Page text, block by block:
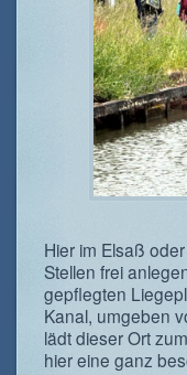
Hier im Elsaß
Stellen frei
gepflegten
Kanal, umgeben
lädt dieser Ort
hier eine ganz